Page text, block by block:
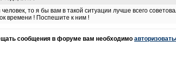
то я бы вам в такой ситуации лучше всего
времени ! Поспешите к ним !
сообщения в форуме вам необходимо